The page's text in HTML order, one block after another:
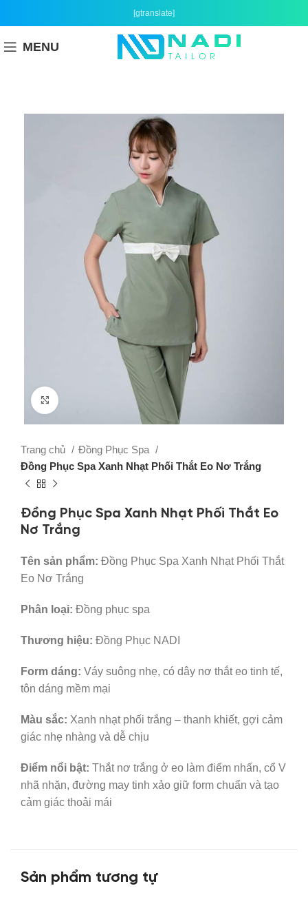
[gtranslate]
MENU
Trang chủ
Đồng Phục Spa
Đồng Phục Spa Xanh Nhạt Phối Thắt Eo Nơ Trắng
Đồng Phục Spa Xanh Nhạt Phối Thắt Eo
Nơ Trắng
Tên sản phẩm: Đồng Phục Spa Xanh Nhạt Phối Thắt
Eo Nơ Trắng
Phân loại: Đồng phục spa
Thương hiệu: Đồng Phục NADI
Form dáng: Váy suông nhẹ, có dây nơ thắt eo tinh tế,
tôn dáng mềm mại
Màu sắc: Xanh nhạt phối trắng – thanh khiết, gợi cảm
giác nhẹ nhàng và dễ chịu
Điểm nổi bật: Thắt nơ trắng ở eo làm điểm nhấn, cổ V
nhã nhặn, đường may tinh xảo giữ form chuẩn và tạo
cảm giác thoải mái
Sản phẩm tương tự